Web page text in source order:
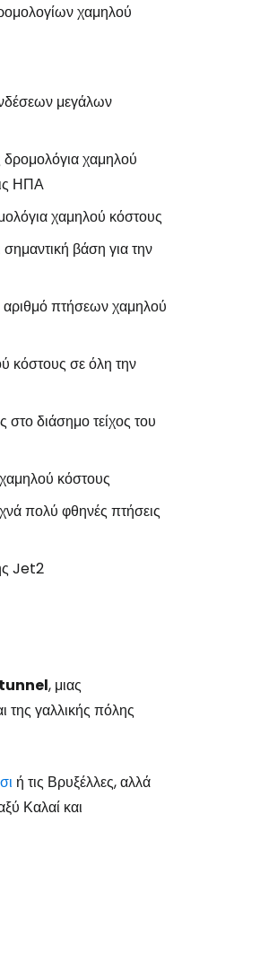
χαμηλού
μεγάλων
δρομολόγια χαμηλού
ΗΠΑ
χαμηλού κόστους
βάση για την
αριθμό πτήσεων χαμηλού
κόστους σε όλη την
στο διάσημο τείχος του
κόστους
πολύ φθηνές πτήσεις
Jet2
, μιας
γαλλικής πόλης
ή τις Βρυξέλλες, αλλά
Καλαί και